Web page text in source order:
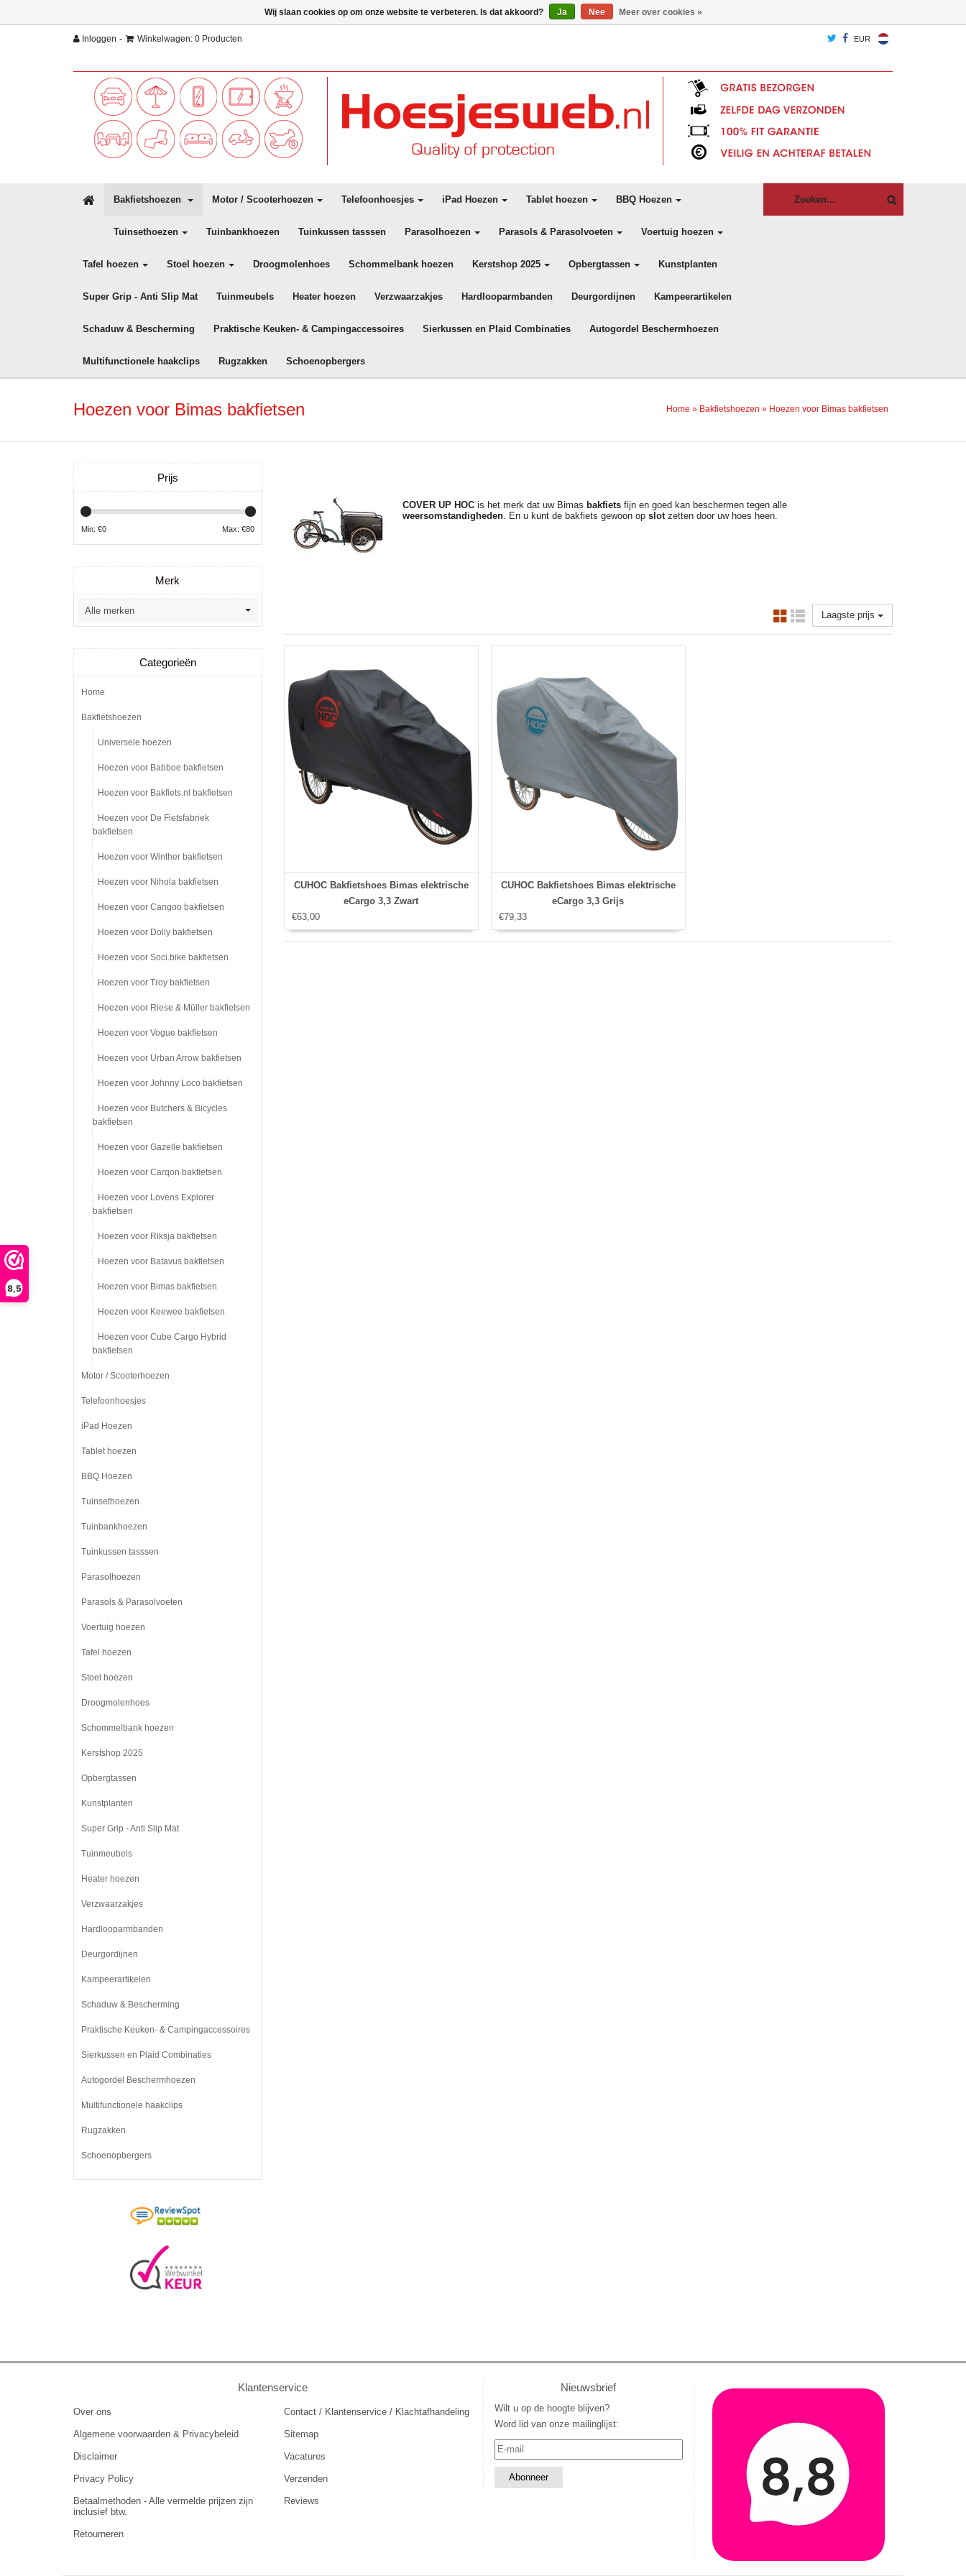
8,5
Inloggen - Winkelwagen: 0 Producten EUR
Bakfietshoezen Motor / Scooterhoezen Telefoonhoesjes iPad Hoezen Tablet hoezen BBQ Hoezen
Tuinsethoezen Tuinbankhoezen Tuinkussen tasssen Parasolhoezen Parasols & Parasolvoeten Voertuig hoezen
Tafel hoezen Stoel hoezen Droogmolenhoes Schommelbank hoezen Kerstshop 2025 Opbergtassen Kunstplanten
Super Grip - Anti Slip Mat Tuinmeubels Heater hoezen Verzwaarzakjes Hardlooparmbanden Deurgordijnen Kampeerartikelen
Schaduw & Bescherming Praktische Keuken- & Campingaccessoires Sierkussen en Plaid Combinaties Autogordel Beschermhoezen
Multifunctionele haakclips Rugzakken Schoenopbergers
Hoezen voor Bimas bakfietsen Home » Bakfietshoezen » Hoezen voor Bimas bakfietsen
COVER UP HOCis het merk dat uw Bimas bakfietsfijn en goed kan beschermen tegen alle
weersomstandigheden. En u kunt de bakfiets gewoon op slotzetten door uw hoes heen.
Laagste prijs
CUHOC Bakfietshoes Bimas elektrische
eCargo 3,3 Zwart
€63,00
CUHOC Bakfietshoes Bimas elektrische
eCargo 3,3 Grijs
€79,33
Prijs
Min: €0 Max: €80
Merk
Categorieën
Home
Bakfietshoezen
Universele hoezen
Hoezen voor Babboe bakfietsen
Hoezen voor Bakfiets.nl bakfietsen
Hoezen voor De Fietsfabriek
bakfietsen
Hoezen voor Winther bakfietsen
Hoezen voor Nihola bakfietsen
Hoezen voor Cangoo bakfietsen
Hoezen voor Dolly bakfietsen
Hoezen voor Soci.bike bakfietsen
Hoezen voor Troy bakfietsen
Hoezen voor Riese & Müller bakfietsen
Hoezen voor Vogue bakfietsen
Hoezen voor Urban Arrow bakfietsen
Hoezen voor Johnny Loco bakfietsen
Hoezen voor Butchers & Bicycles
bakfietsen
Hoezen voor Gazelle bakfietsen
Hoezen voor Carqon bakfietsen
Hoezen voor Lovens Explorer
bakfietsen
Hoezen voor Riksja bakfietsen
Hoezen voor Batavus bakfietsen
Hoezen voor Bimas bakfietsen
Hoezen voor Keewee bakfietsen
Hoezen voor Cube Cargo Hybrid
bakfietsen
Motor / Scooterhoezen
Telefoonhoesjes
iPad Hoezen
Tablet hoezen
BBQ Hoezen
Tuinsethoezen
Tuinbankhoezen
Tuinkussen tasssen
Parasolhoezen
Parasols & Parasolvoeten
Voertuig hoezen
Tafel hoezen
Stoel hoezen
Droogmolenhoes
Schommelbank hoezen
Kerstshop 2025
Opbergtassen
Kunstplanten
Super Grip - Anti Slip Mat
Tuinmeubels
Heater hoezen
Verzwaarzakjes
Hardlooparmbanden
Deurgordijnen
Kampeerartikelen
Schaduw & Bescherming
Praktische Keuken- & Campingaccessoires
Sierkussen en Plaid Combinaties
Autogordel Beschermhoezen
Multifunctionele haakclips
Rugzakken
Schoenopbergers
Klantenservice
Over ons
Algemene voorwaarden & Privacybeleid
Disclaimer
Privacy Policy
Betaalmethoden - Alle vermelde prijzen zijn
inclusief btw.
Retourneren
Contact / Klantenservice / Klachtafhandeling
Sitemap
Vacatures
Verzenden
Reviews
Nieuwsbrief
Wilt u op de hoogte blijven?
Word lid van onze mailinglijst:
Wij slaan cookies op om onze website te verbeteren. Is dat akkoord? Ja Nee Meer over cookies »